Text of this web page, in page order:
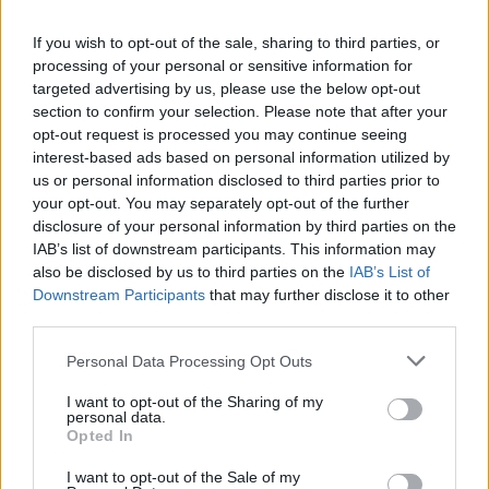
If you wish to opt-out of the sale, sharing to third parties, or
processing of your personal or sensitive information for
targeted advertising by us, please use the below opt-out
section to confirm your selection. Please note that after your
opt-out request is processed you may continue seeing
interest-based ads based on personal information utilized by
us or personal information disclosed to third parties prior to
your opt-out. You may separately opt-out of the further
disclosure of your personal information by third parties on the
IAB’s list of downstream participants. This information may
also be disclosed by us to third parties on the IAB’s List of
Downstream Participants that may further disclose it to other
Personal Data Processing Opt Outs
I want to opt-out of the Sharing of my
personal data.
Opted In
I want to opt-out of the Sale of my
GAZDASÁG
Szomjazik a föld, de esőre alig van remény
Visszatér a kánikula, majd újabb száraz hidegfront érkezik
a jövő héten.